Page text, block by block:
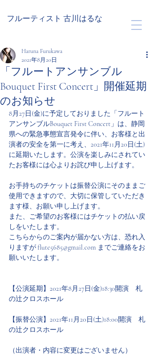
フルーティスト 古川はるな
「フルートアンサンブル
Bouquet First Concert」開催延期
のお知らせ
Haruna Furukawa
2021年8月20日
8月27日(金)に予定しておりました「フルート
アンサンブルBouquet First Concert」は、静岡
県への緊急事態宣言発令に伴い、お客様と出
演者の安全を第一に考え、2021年11月20日(土)
に延期いたします。公演を楽しみにされてい
たお客様には心よりお詫び申し上げます。
お手持ちのチケットは振替公演にそのままご
使用できますので、大切に保管していただき
ます様、お願い申し上げます。
また、ご希望のお客様にはチケットの払い戻
しをいたします。
こちらからのご案内が届かない方は、恐れ入
りますが flute5685@gmail.com までご連絡をお
願いいたします。
【公演延期】2021年8月27日(金)18:30開演　札
の辻クロスホール
【振替公演】2021年11月20日(土)18:00開演　札
の辻クロスホール
（出演者・内容に変更はございません）